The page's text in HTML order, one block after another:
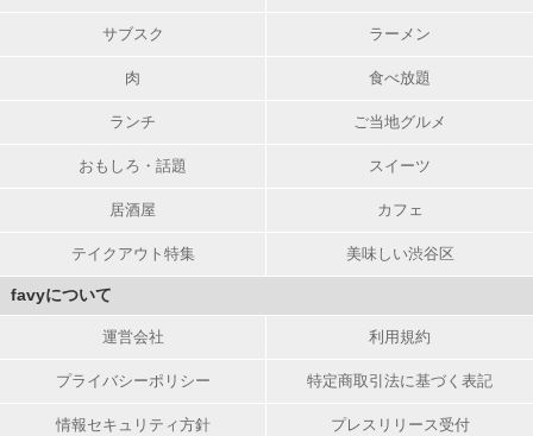
サブスク ラーメン
肉 食べ放題
ランチ ご当地グルメ
おもしろ・話題 スイーツ
居酒屋 カフェ
テイクアウト特集 美味しい渋谷区
favyについて
運営会社 利用規約
プライバシーポリシー 特定商取引法に基づく表記
情報セキュリティ方針 プレスリリース受付